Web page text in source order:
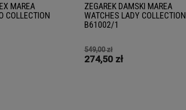
MAREA
COLLECTION
ZEGAREK DAMSKI MAREA
WATCHES LADY COLLECTION
B61002/1
549,00 zł
274,50 zł